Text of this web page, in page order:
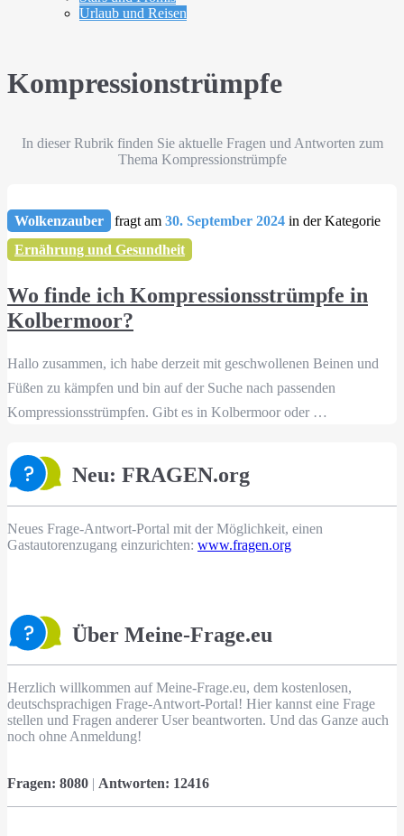
Urlaub und Reisen
Kompressionstrümpfe
In dieser Rubrik finden Sie aktuelle Fragen und Antworten zum
Thema Kompressionstrümpfe
Wolkenzauber fragt am 30. September 2024 in der Kategorie
Ernährung und Gesundheit
Wo finde ich Kompressionsstrümpfe in
Kolbermoor?
Hallo zusammen, ich habe derzeit mit geschwollenen Beinen und
Füßen zu kämpfen und bin auf der Suche nach passenden
Kompressionsstrümpfen. Gibt es in Kolbermoor oder …
Neu: FRAGEN.org
Neues Frage-Antwort-Portal mit der Möglichkeit, einen
Gastautorenzugang einzurichten: www.fragen.org
Über Meine-Frage.eu
Herzlich willkommen auf Meine-Frage.eu, dem kostenlosen,
deutschsprachigen Frage-Antwort-Portal! Hier kannst eine Frage
stellen und Fragen anderer User beantworten. Und das Ganze auch
noch ohne Anmeldung!
Fragen: 8080 | Antworten: 12416